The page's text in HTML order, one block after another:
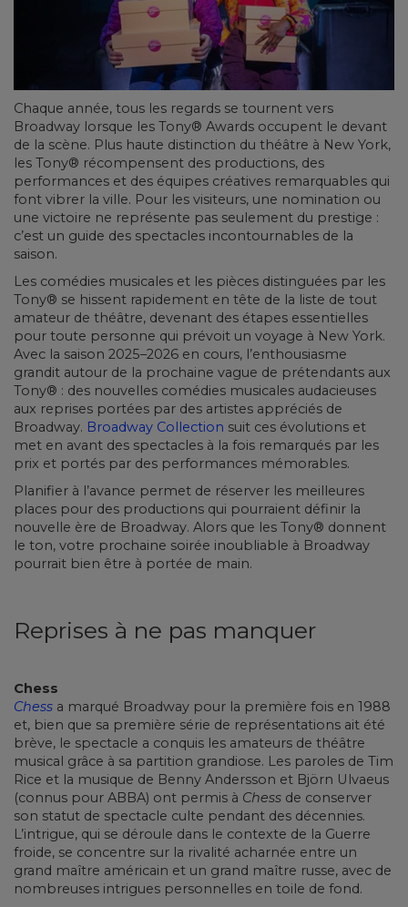
Chaque année, tous les regards se tournent vers
Broadway lorsque les Tony® Awards occupent le devant
de la scène. Plus haute distinction du théâtre à New York,
les Tony® récompensent des productions, des
performances et des équipes créatives remarquables qui
font vibrer la ville. Pour les visiteurs, une nomination ou
une victoire ne représente pas seulement du prestige :
c’est un guide des spectacles incontournables de la
saison.
Les comédies musicales et les pièces distinguées par les
Tony® se hissent rapidement en tête de la liste de tout
amateur de théâtre, devenant des étapes essentielles
pour toute personne qui prévoit un voyage à New York.
Avec la saison 2025–2026 en cours, l’enthousiasme
grandit autour de la prochaine vague de prétendants aux
Tony® : des nouvelles comédies musicales audacieuses
aux reprises portées par des artistes appréciés de
Broadway. Broadway Collection suit ces évolutions et
met en avant des spectacles à la fois remarqués par les
prix et portés par des performances mémorables.
Planifier à l’avance permet de réserver les meilleures
places pour des productions qui pourraient définir la
nouvelle ère de Broadway. Alors que les Tony® donnent
le ton, votre prochaine soirée inoubliable à Broadway
pourrait bien être à portée de main.
Reprises à ne pas manquer
Chess
Chess a marqué Broadway pour la première fois en 1988
et, bien que sa première série de représentations ait été
brève, le spectacle a conquis les amateurs de théâtre
musical grâce à sa partition grandiose. Les paroles de Tim
Rice et la musique de Benny Andersson et Björn Ulvaeus
(connus pour ABBA) ont permis à Chess de conserver
son statut de spectacle culte pendant des décennies.
L’intrigue, qui se déroule dans le contexte de la Guerre
froide, se concentre sur la rivalité acharnée entre un
grand maître américain et un grand maître russe, avec de
nombreuses intrigues personnelles en toile de fond.